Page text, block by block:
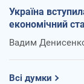
Україна
економічний
Вадим
Всі думки